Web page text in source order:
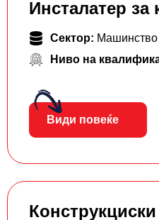
Инсталатер за
Сектор: Машинство
Ниво на
Види повеќе